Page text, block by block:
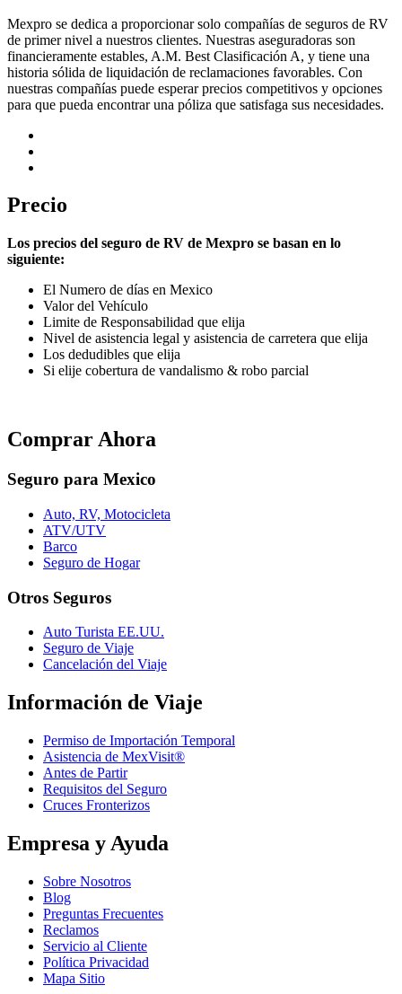
Mexpro se dedica a proporcionar solo compañías de seguros de RV
de primer nivel a nuestros clientes. Nuestras aseguradoras son
financieramente estables, A.M. Best Clasificación A, y tiene una
historia sólida de liquidación de reclamaciones favorables. Con
nuestras compañías puede esperar precios competitivos y opciones
para que pueda encontrar una póliza que satisfaga sus necesidades.
Precio
Los precios del seguro de RV de Mexpro se basan en lo
siguiente:
El Numero de días en Mexico
Valor del Vehículo
Limite de Responsabilidad que elija
Nivel de asistencia legal y asistencia de carretera que elija
Los dedudibles que elija
Si elije cobertura de vandalismo & robo parcial
Comprar Ahora
Seguro para Mexico
Auto, RV, Motocicleta
ATV/UTV
Barco
Seguro de Hogar
Otros Seguros
Auto Turista EE.UU.
Seguro de Viaje
Cancelación del Viaje
Información de Viaje
Permiso de Importación Temporal
Asistencia de MexVisit®
Antes de Partir
Requisitos del Seguro
Cruces Fronterizos
Empresa y Ayuda
Sobre Nosotros
Blog
Preguntas Frecuentes
Reclamos
Servicio al Cliente
Política Privacidad
Mapa Sitio